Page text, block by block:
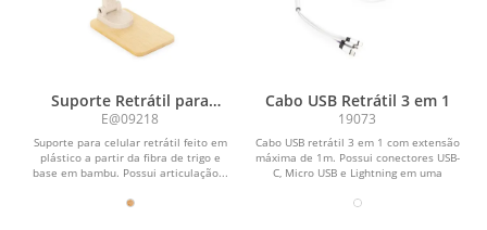
Suporte Retrátil para
Celular
E@09218
Suporte para celular retrátil feito em
plástico a partir da fibra de trigo e
base em bambu. Possui articulação...
Cabo USB Retrátil 3 em 1
19073
Cabo USB retrátil 3 em 1 com extensão
máxima de 1m. Possui conectores USB-
C, Micro USB e Lightning em uma